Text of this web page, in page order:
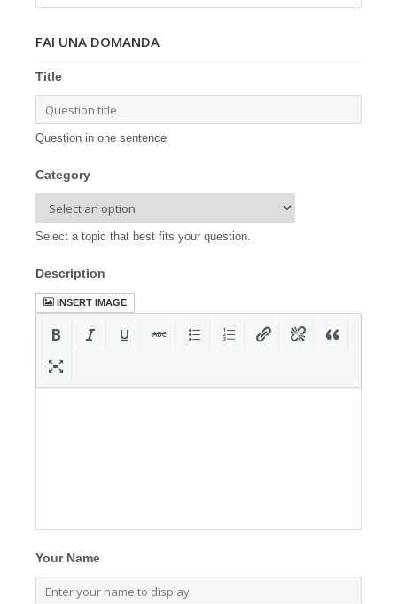
FAI UNA DOMANDA
Title
Question in one sentence
Category
Select a topic that best fits your question.
Description
INSERT IMAGE
Your Name